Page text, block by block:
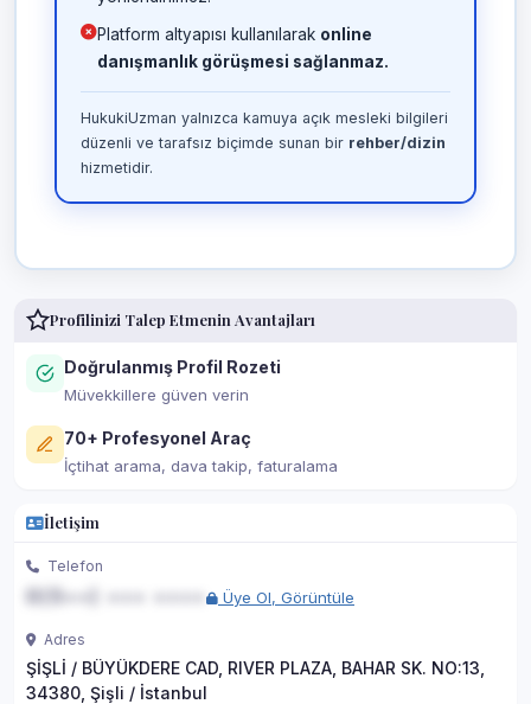
Platform altyapısı kullanılarak online
danışmanlık görüşmesi sağlanmaz.
HukukiUzman yalnızca kamuya açık mesleki bilgileri
düzenli ve tarafsız biçimde sunan bir rehber/dizin
hizmetidir.
Profilinizi Talep Etmenin Avantajları
Doğrulanmış Profil Rozeti
Müvekkillere güven verin
70+ Profesyonel Araç
İçtihat arama, dava takip, faturalama
İletişim
Telefon
Üye Ol, Görüntüle
Adres
ŞİŞLİ / BÜYÜKDERE CAD, RIVER PLAZA, BAHAR SK. NO:13,
34380, Şişli / İstanbul